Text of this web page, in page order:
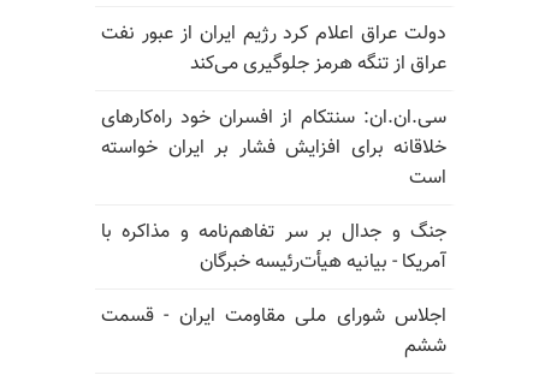
دولت عراق اعلام کرد رژیم ایران از عبور نفت
عراق از تنگه هرمز جلوگیری می‌کند
سی.ان.ان: سنتکام از افسران خود راه‌کارهای
خلاقانه برای افزایش فشار بر ایران خواسته
است
جنگ و جدال بر سر تفاهم‌نامه و مذاکره با
آمریکا - بیانیه هیأت‌رئیسه خبرگان
اجلاس شورای ملی مقاومت ایران - قسمت
ششم